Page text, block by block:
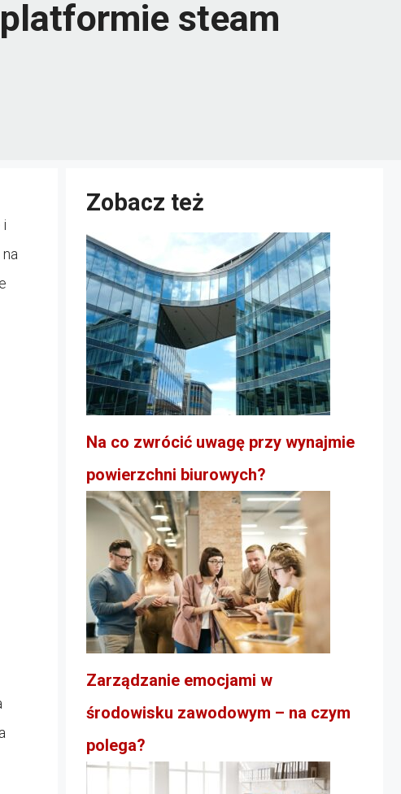
steam
i
Zobacz też
Na co zwrócić uwagę przy wynajmie
powierzchni biurowych?
Zarządzanie emocjami w
środowisku zawodowym – na czym
polega?